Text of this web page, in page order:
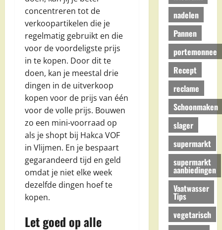
concentreren tot de
verkoopartikelen die je
regelmatig gebruikt en die
voor de voordeligste prijs
in te kopen. Door dit te
doen, kan je meestal drie
dingen in de uitverkoop
kopen voor de prijs van één
voor de volle prijs. Bouwen
zo een mini-voorraad op
als je shopt bij Hakca VOF
in Vlijmen. En je bespaart
gegarandeerd tijd en geld
omdat je niet elke week
dezelfde dingen hoef te
kopen.
Let goed op alle
nadelen
Pannen
portemonnee
Recept
reclame
Schoonmaken
slager
supermarkt
supermarkt
aanbiedingen
Vaatwasser
Tips
vegetarisch